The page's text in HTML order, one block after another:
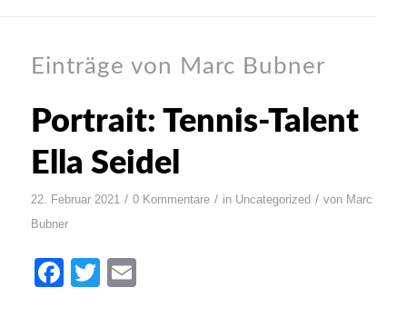
Einträge von Marc Bubner
Portrait: Tennis-Talent
Ella Seidel
22. Februar 2021 / 0 Kommentare / in Uncategorized / von Marc
Bubner
Facebook
Twitter